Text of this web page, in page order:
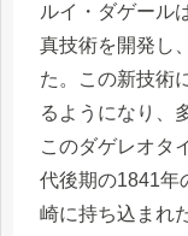
ルイ・ダゲール
真技術を開発し
た。この新技術
るようになり、
このダゲレオタ
代後期の1841年
崎に持ち込まれ